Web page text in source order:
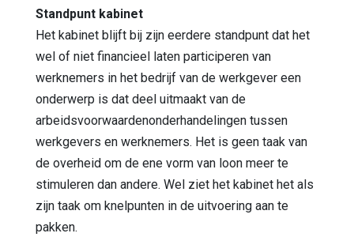
Standpunt kabinet
Het kabinet blijft bij zijn eerdere standpunt dat het
wel of niet financieel laten participeren van
werknemers in het bedrijf van de werkgever een
onderwerp is dat deel uitmaakt van de
arbeidsvoorwaardenonderhandelingen tussen
werkgevers en werknemers. Het is geen taak van
de overheid om de ene vorm van loon meer te
stimuleren dan andere. Wel ziet het kabinet het als
zijn taak om knelpunten in de uitvoering aan te
pakken.